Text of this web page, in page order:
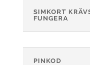
SIMKORT
FUNGERA
PINKOD